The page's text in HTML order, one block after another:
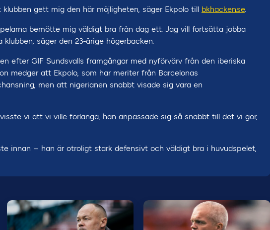
gett mig den här möjligheten, säger Ekpolo till bkhacken.se.
bemötte mig väldigt bra från dag ett. Jag vill fortsätta jobba
säger den 23-årige högerbacken.
efter GIF Sundsvalls framgångar med nyförvärv från den iberiska
medger att Ekpolo, som har meriter från Barcelonas
men att nigerianen snabbt visade sig vara en
vi att vi ville förlänga, han anpassade sig så snabbt till det vi gör,
innan – han är otroligt stark defensivt och väldigt bra i huvudspelet,